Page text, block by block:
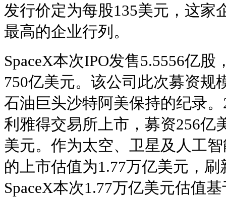
发行价定为每股135美元，这家
最高的企业行列。
SpaceX本次IPO发售5.5556亿
750亿美元。该公司此次募资规
石油巨头沙特阿美保持的纪录
利雅得交易所上市，募资256亿
美元。作为太空、卫星及人工
的上市估值为1.77万亿美元，
SpaceX本次1.77万亿美元估值